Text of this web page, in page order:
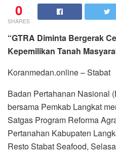
0
SHARES
“GTRA Diminta Bergerak
Kepemilikan Tanah
Koranmedan.online – Stabat
Badan Pertahanan Nasional
bersama Pemkab Langkat
Satgas Program Reforma
Pertanahan Kabupaten
Resto Stabat Seafood,